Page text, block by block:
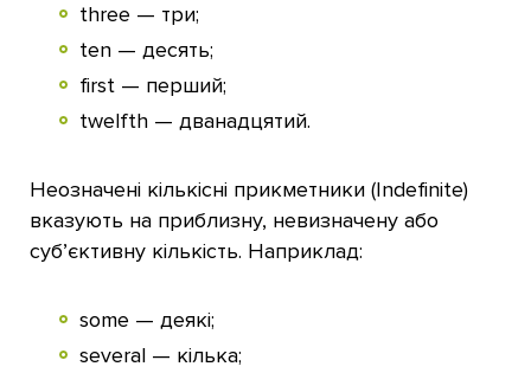
three — три;
ten — десять;
first — перший;
twelfth — дванадцятий.
Неозначені кількісні прикметники (Indefinite)
вказують на приблизну, невизначену або
суб’єктивну кількість. Наприклад:
some — деякі;
several — кілька;